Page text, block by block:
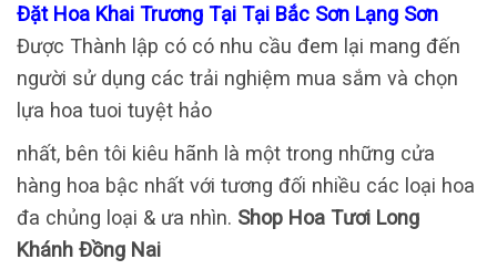
Đặt Hoa Khai Trương Tại Tại Bắc Sơn Lạng Sơn
Được Thành lập có có nhu cầu đem lại mang đến
người sử dụng các trải nghiệm mua sắm và chọn
lựa hoa tuoi tuyệt hảo
nhất, bên tôi kiêu hãnh là một trong những cửa
hàng hoa bậc nhất với tương đối nhiều các loại hoa
đa chủng loại & ưa nhìn. Shop Hoa Tươi Long
Khánh Đồng Nai